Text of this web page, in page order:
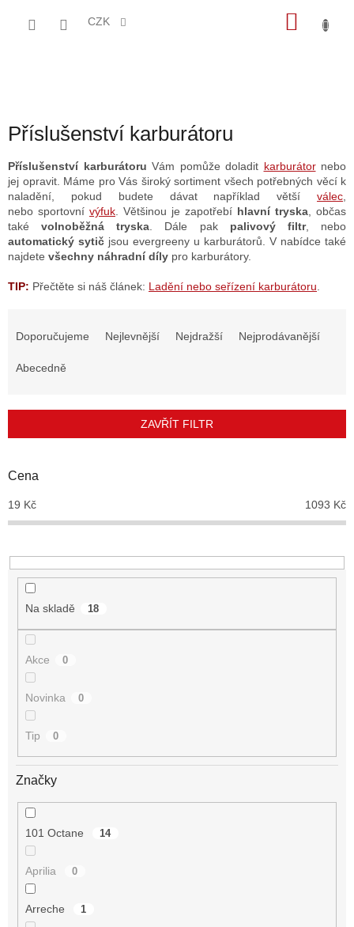
CZK
Příslušenství karburátoru
Příslušenství karburátoru Vám pomůže doladit karburátornebo
jej opravit. Máme pro Vás široký sortiment všech potřebných věcí k
naladění, pokud budete dávat například větší
válec
nebo sportovní výfuk . Většinou je zapotřebí hlavní tryska , občas
takévolnoběžná tryska . Dále pak palivový filtr, nebo
automatický sytič jsou evergreeny u karburátorů. V nabídce také
najdete všechny náhradní díly pro karburátory.
TIP: Přečtěte si náš článek: Ladění nebo seřízení karburátoru
r
d
k
t
Doporučujeme Nejlevnější Nejdražší Nejprodávanější
Abecedně
ZAVŘÍT FILTR
Cena
19 Kč 1093 Kč
Na skladě 18
Akce 0
Novinka 0
Tip 0
Značky
101 Octane 14
Aprilia 0
Arreche 1